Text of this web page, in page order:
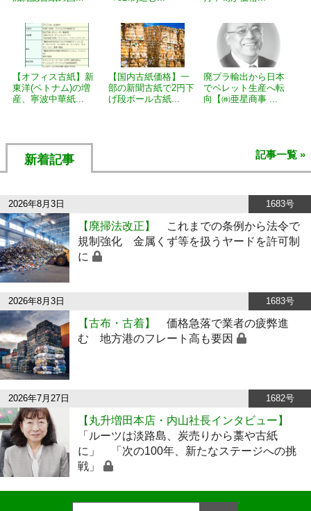
【オフィス古紙】新
東洋(ベトナム)の増
産、寧波中華紙...
【国内古紙価格】一
部の新聞古紙で2円下
げ段ボール古紙...
廃プラ輸出から日本
でペレット生産へ転
向【㈱亜星商事 ...
新着記事 記事一覧 »
2026年8月3日 1683号
【廃掃法改正】
これまでの条例から法令で
規制強化 金属くず等を扱うヤードを許可制
に
2026年8月3日 1683号
【古布・古着】
価格急落で業者の疲弊進
む 地方港のフレート高も要因
2026年7月27日 1682号
【丸升増田本店・内山社長インタビュー】
「ルーツは淡路島、炭売りから藁や古紙
に」 「次の100年、新たなステージへの挑
戦」